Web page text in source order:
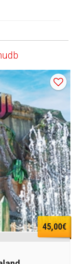
45,00€